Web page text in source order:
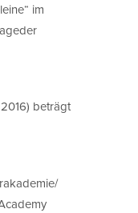
im
beträgt